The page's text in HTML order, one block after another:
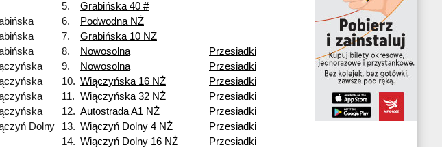
5.
Grabińska 40 #
6.
Podwodna NŻ
7.
Grabińska 10 NŻ
8. Nowosolna
Przesiadki
9. Nowosolna
Przesiadki
10. Wiączyńska 16 NŻ
Przesiadki
11. Wiączyńska 32 NŻ
Przesiadki
12. Autostrada A1 NŻ
Przesiadki
Dolny
13. Wiączyń Dolny 4 NŻ
Przesiadki
14. Wiączyń Dolny 16 NŻ Przesiadki